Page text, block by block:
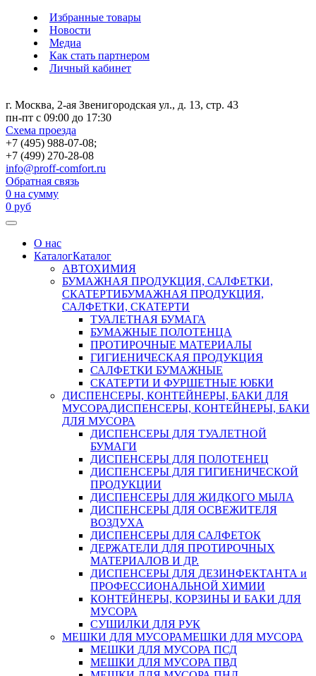
Избранные товары
Новости
Медиа
Как стать партнером
Личный кабинет
г. Москва, 2-ая Звенигородская ул., д. 13, стр. 43
пн-пт с 09:00 до 17:30
Схема проезда
+7 (495) 988-07-08;
+7 (499) 270-28-08
info@proff-comfort.ru
Обратная связь
0 на сумму
0 руб
О нас
КаталогКаталог
АВТОХИМИЯ
БУМАЖНАЯ ПРОДУКЦИЯ, САЛФЕТКИ,
СКАТЕРТИБУМАЖНАЯ ПРОДУКЦИЯ,
САЛФЕТКИ, СКАТЕРТИ
ТУАЛЕТНАЯ БУМАГА
БУМАЖНЫЕ ПОЛОТЕНЦА
ПРОТИРОЧНЫЕ МАТЕРИАЛЫ
ГИГИЕНИЧЕСКАЯ ПРОДУКЦИЯ
САЛФЕТКИ БУМАЖНЫЕ
СКАТЕРТИ И ФУРШЕТНЫЕ ЮБКИ
ДИСПЕНСЕРЫ, КОНТЕЙНЕРЫ, БАКИ ДЛЯ
МУСОРАДИСПЕНСЕРЫ, КОНТЕЙНЕРЫ, БАКИ
ДЛЯ МУСОРА
ДИСПЕНСЕРЫ ДЛЯ ТУАЛЕТНОЙ
БУМАГИ
ДИСПЕНСЕРЫ ДЛЯ ПОЛОТЕНЕЦ
ДИСПЕНСЕРЫ ДЛЯ ГИГИЕНИЧЕСКОЙ
ПРОДУКЦИИ
ДИСПЕНСЕРЫ ДЛЯ ЖИДКОГО МЫЛА
ДИСПЕНСЕРЫ ДЛЯ ОСВЕЖИТЕЛЯ
ВОЗДУХА
ДИСПЕНСЕРЫ ДЛЯ САЛФЕТОК
ДЕРЖАТЕЛИ ДЛЯ ПРОТИРОЧНЫХ
МАТЕРИАЛОВ И ДР.
ДИСПЕНСЕРЫ ДЛЯ ДЕЗИНФЕКТАНТА и
ПРОФЕССИОНАЛЬНОЙ ХИМИИ
КОНТЕЙНЕРЫ, КОРЗИНЫ И БАКИ ДЛЯ
МУСОРА
СУШИЛКИ ДЛЯ РУК
МЕШКИ ДЛЯ МУСОРАМЕШКИ ДЛЯ МУСОРА
МЕШКИ ДЛЯ МУСОРА ПСД
МЕШКИ ДЛЯ МУСОРА ПВД